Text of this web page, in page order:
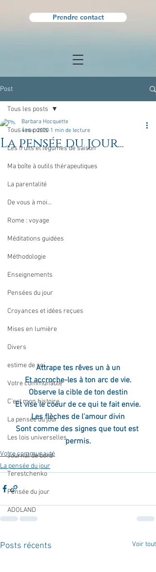
Prendre contact
Post
Tous les posts
Les fruits et légumes de saison
Ma boîte à outils thérapeutiques
La parentalité
De vous à moi...
Rome : voyage
Méditations guidées
Méthodologie
Enseignements
Pensées du jour
Croyances et idées reçues
Mises en lumière
Divers
estime de soi
Votre communauté
C'est mon histoire
La pensée du jour
Les lois universelles
Journal de bord
Terestchenko
Pensée du jour
ADOLAND
Tous les posts
La pensée du jour...
Barbara Hocquette
4 nov. 2020 1 min de lecture
Attrape tes rêves un à un
Et accroche-les à ton arc de vie.
Observe la cible de ton destin
Et vise le coeur de ce qui te fait envie.
Les flèches de l'amour divin
Sont comme des signes que tout est
permis.
Votre communauté
La pensée du jour
Posts récents Voir tout